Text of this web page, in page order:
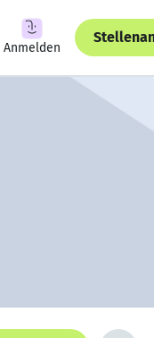
Anmelden